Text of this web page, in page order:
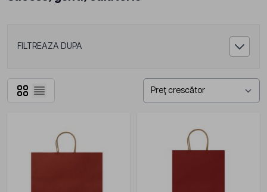
FILTREAZA DUPA
Grilă
Listă